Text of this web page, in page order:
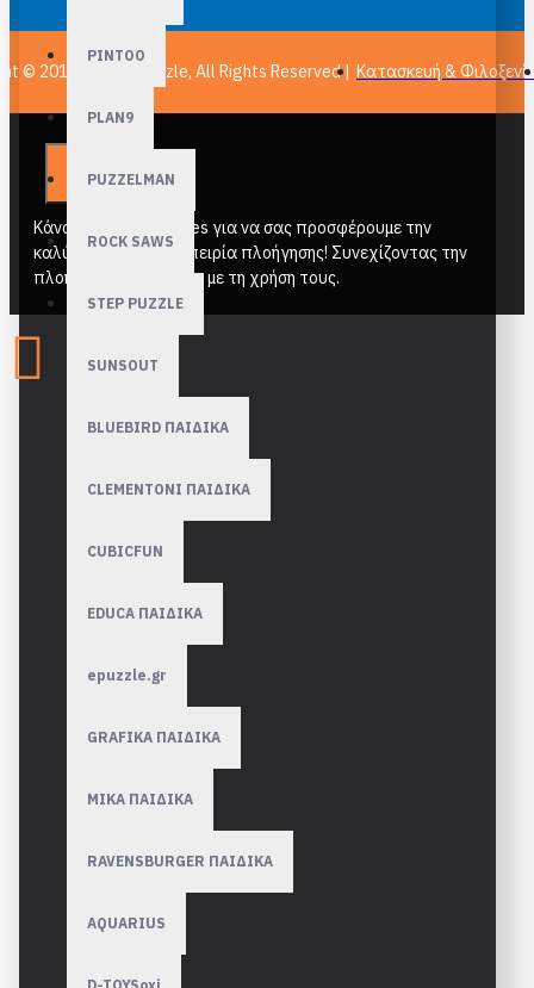
PINTOO
PLAN9
PUZZELMAN
ROCK SAWS
STEP PUZZLE
SUNSOUT
BLUEBIRD ΠΑΙΔΙΚΑ
CLEMENTONI ΠΑΙΔΙΚΑ
CUBICFUN
EDUCA ΠΑΙΔΙΚΑ
epuzzle.gr
GRAFIKA ΠΑΙΔΙΚΑ
MIKA ΠΑΙΔΙΚΑ
RAVENSBURGER ΠΑΙΔΙΚA
AQUARIUS
© 2011- 2026, epuzzle, All Rights Reserved | Κατασκευή &
Κάνουμε χρήση cookies για να σας προσφέρουμε την
καλύτερη δυνατή εμπειρία πλοήγησης! Συνεχίζοντας την
πλοήγηση συμφωνείτε με τη χρήση τους.